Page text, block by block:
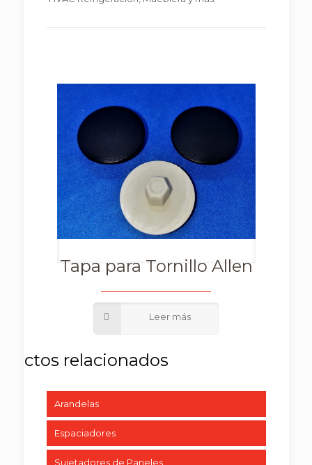
Tapa para Tornillo Allen
Arandelas
Espaciadores
Sujetadores de Paneles